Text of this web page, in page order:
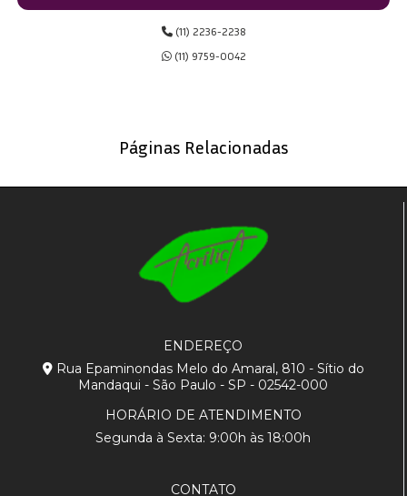
(11) 2236-2238
(11) 9759-0042
Páginas Relacionadas
ENDEREÇO
Rua Epaminondas Melo do Amaral, 810 - Sítio do
Mandaqui - São Paulo - SP - 02542-000
HORÁRIO DE ATENDIMENTO
Segunda à Sexta: 9:00h às 18:00h
CONTATO